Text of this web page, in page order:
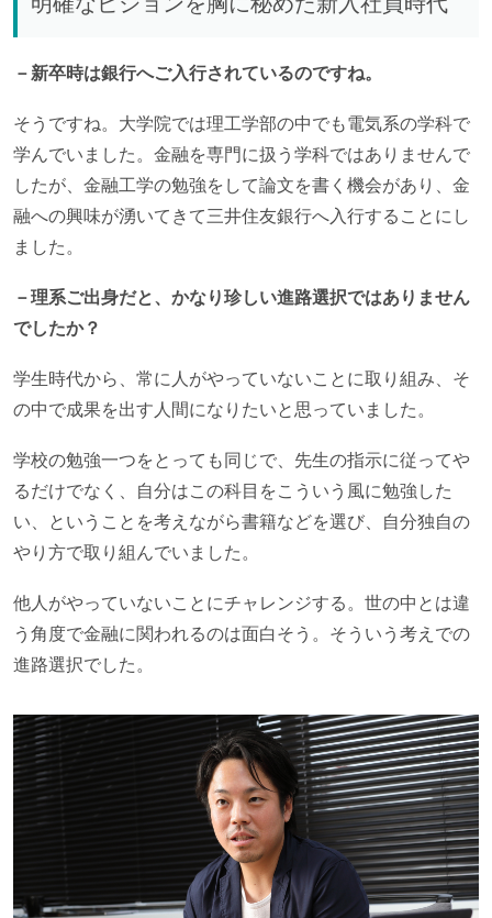
－新卒時は銀行へご入行されているのですね。
そうですね。大学院では理工学部の中でも電気系の学科で
学んでいました。金融を専門に扱う学科ではありませんで
したが、金融工学の勉強をして論文を書く機会があり、金
融への興味が湧いてきて三井住友銀行へ入行することにし
ました。
－理系ご出身だと、かなり珍しい進路選択ではありません
でしたか？
学生時代から、常に人がやっていないことに取り組み、そ
の中で成果を出す人間になりたいと思っていました。
学校の勉強一つをとっても同じで、先生の指示に従ってや
るだけでなく、自分はこの科目をこういう風に勉強した
い、ということを考えながら書籍などを選び、自分独自の
やり方で取り組んでいました。
他人がやっていないことにチャレンジする。世の中とは違
う角度で金融に関われるのは面白そう。そういう考えでの
進路選択でした。